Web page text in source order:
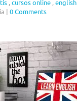
,cursos online ,english
| 0 Comments